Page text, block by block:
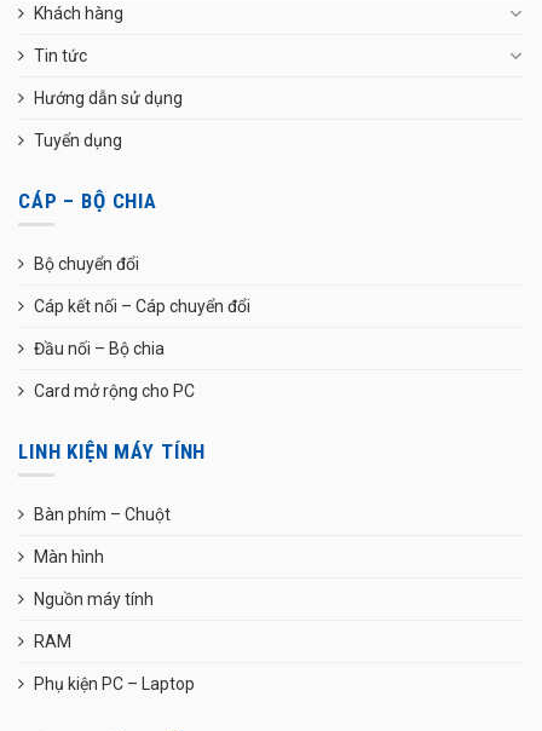
Khách hàng
Tin tức
Hướng dẫn sử dụng
Tuyển dụng
CÁP – BỘ CHIA
Bộ chuyển đổi
Cáp kết nối – Cáp chuyển đổi
Đầu nối – Bộ chia
Card mở rộng cho PC
LINH KIỆN MÁY TÍNH
Bàn phím – Chuột
Màn hình
Nguồn máy tính
RAM
Phụ kiện PC – Laptop